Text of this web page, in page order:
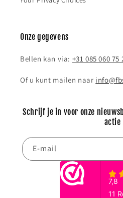
Onze gegevens
Bellen kan via: +31 085 060 75
Of u kunt mailen naar
Schrijf je in voor onze
actie
E‑mail